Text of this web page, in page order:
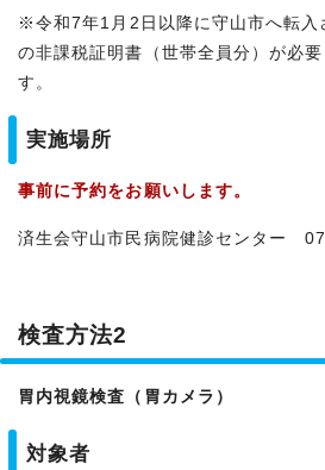
※令和7年1月2日以降に守山市へ転入
の非課税証明書（世帯全員分）が必
す。
実施場所
事前に予約をお願いします。
済生会守山市民病院健診センター
検査方法2
胃内視鏡検査（胃カメラ）
対象者